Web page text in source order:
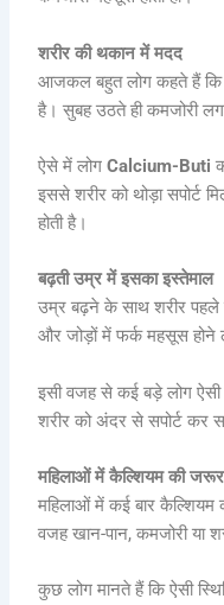
शरीर की थकान में मदद
आजकल बहुत लोग कहते हैं कि
है। सुबह उठते ही कमजोरी
ऐसे में लोगCalcium-Buti
इससे शरीर को थोड़ा सपोर्ट
होती है।
बढ़ती उम्र में इसका इस्तेमाल
उम्र बढ़ने के साथ शरीर पहले
और जोड़ों में फर्क महसूस होने
इसी वजह से कई बड़े लोग
शरीर को अंदर से सपोर्ट कर
महिलाओं में कैल्शियम की
महिलाओं में कई बार
वजह खान-पान, कमजोरी या
कुछ लोग मानते हैं कि ऐसी